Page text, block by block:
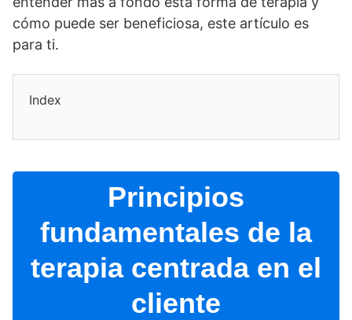
cómo puede ser beneficiosa, este artí­culo es
para ti.
Index
Principios
fundamentales de la
terapia centrada en el
cliente